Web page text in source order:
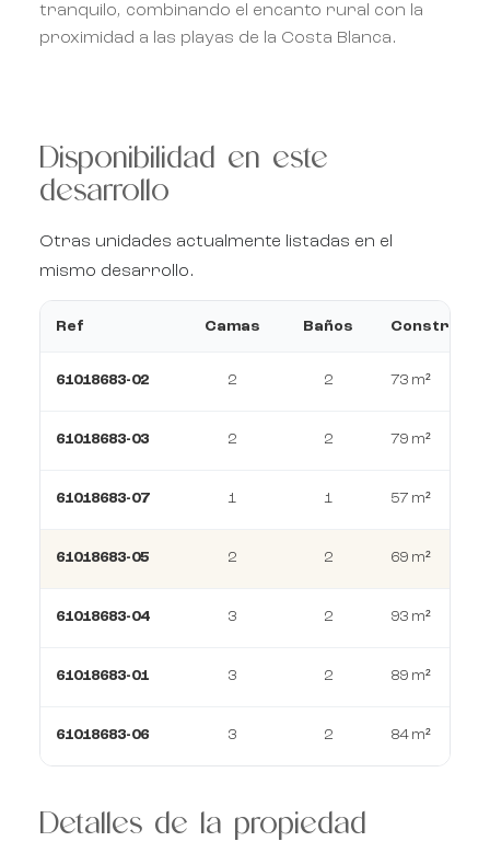
tranquilo, combinando el encanto rural con la
proximidad a las playas de la Costa Blanca.
Disponibilidad en este
desarrollo
Otras unidades actualmente listadas en el
mismo desarrollo.
Ref Camas Baños
61018683-02 2 2 73 m²
61018683-03 2 2 79 m²
61018683-07 1 1 57 m²
61018683-05 2 2 69 m²
61018683-04 3 2 93 m²
61018683-01 3 2 89 m²
61018683-06 3 2 84 m²
Detalles de la propiedad